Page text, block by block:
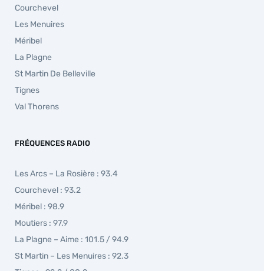
Courchevel
Les Menuires
Méribel
La Plagne
St Martin De Belleville
Tignes
Val Thorens
FRÉQUENCES RADIO
Les Arcs – La Rosière : 93.4
Courchevel : 93.2
Méribel : 98.9
Moutiers : 97.9
La Plagne – Aime : 101.5 / 94.9
St Martin – Les Menuires : 92.3